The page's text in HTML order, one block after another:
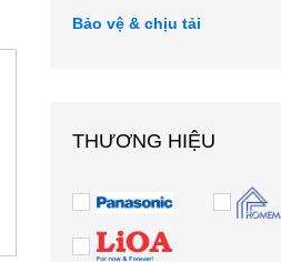
Bảo vệ & chịu tải
THƯƠNG HIỆU